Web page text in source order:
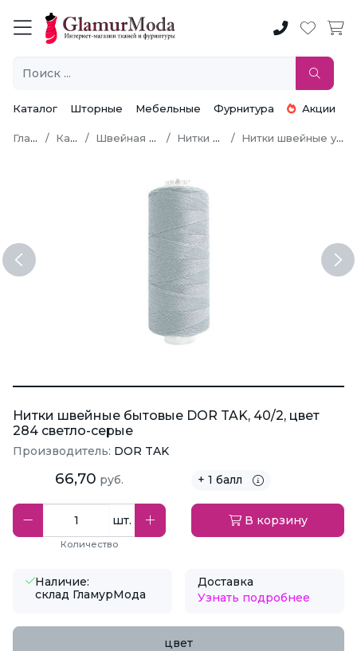
Каталог Шторные Мебельные Фурнитура Акции
Главная Каталог Швейная фурнитура Нитки швейные Нитки швейные универсальные
Previous
Нитки швейные бытовые DOR TAK, 40/2, цвет
284 светло-серые
Производитель: DOR TAK
66,70 руб. + 1 балл
шт.
Количество
В корзину
Наличие:
склад ГламурМода
Доставка
Узнать подробнее
цвет